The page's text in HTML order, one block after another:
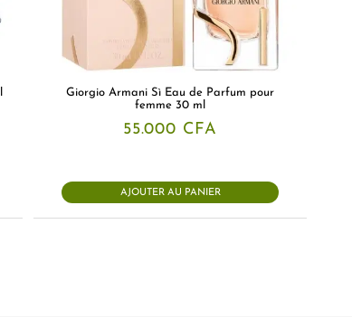
Giorgio Armani Sì Eau de Parfum pour
femme 30 ml
55.000 CFA
AJOUTER AU PANIER